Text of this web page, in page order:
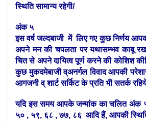
स्थिति सामान्य रहेगी/
अंक ५
इस वर्ष जल्दबाजी में लिए गए कुछ निर्णय
अपने मन की चपलता पर यथासम्भव काबू
चित से अपने दायित्व पूर्ण करने की कोशिश
कुछ मुकदमेबाजी व्अनर्गल विवाद आपकी
आगजनी व् शार्ट सर्किट के प्रति भी सतर्क
यदि इस समय आपके जन्मांक का चलित अंक
५० , ५९, ६८ , ७७, ८६ आदि हैं, आपकी